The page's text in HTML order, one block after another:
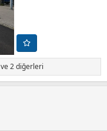
ve 2 diğerleri